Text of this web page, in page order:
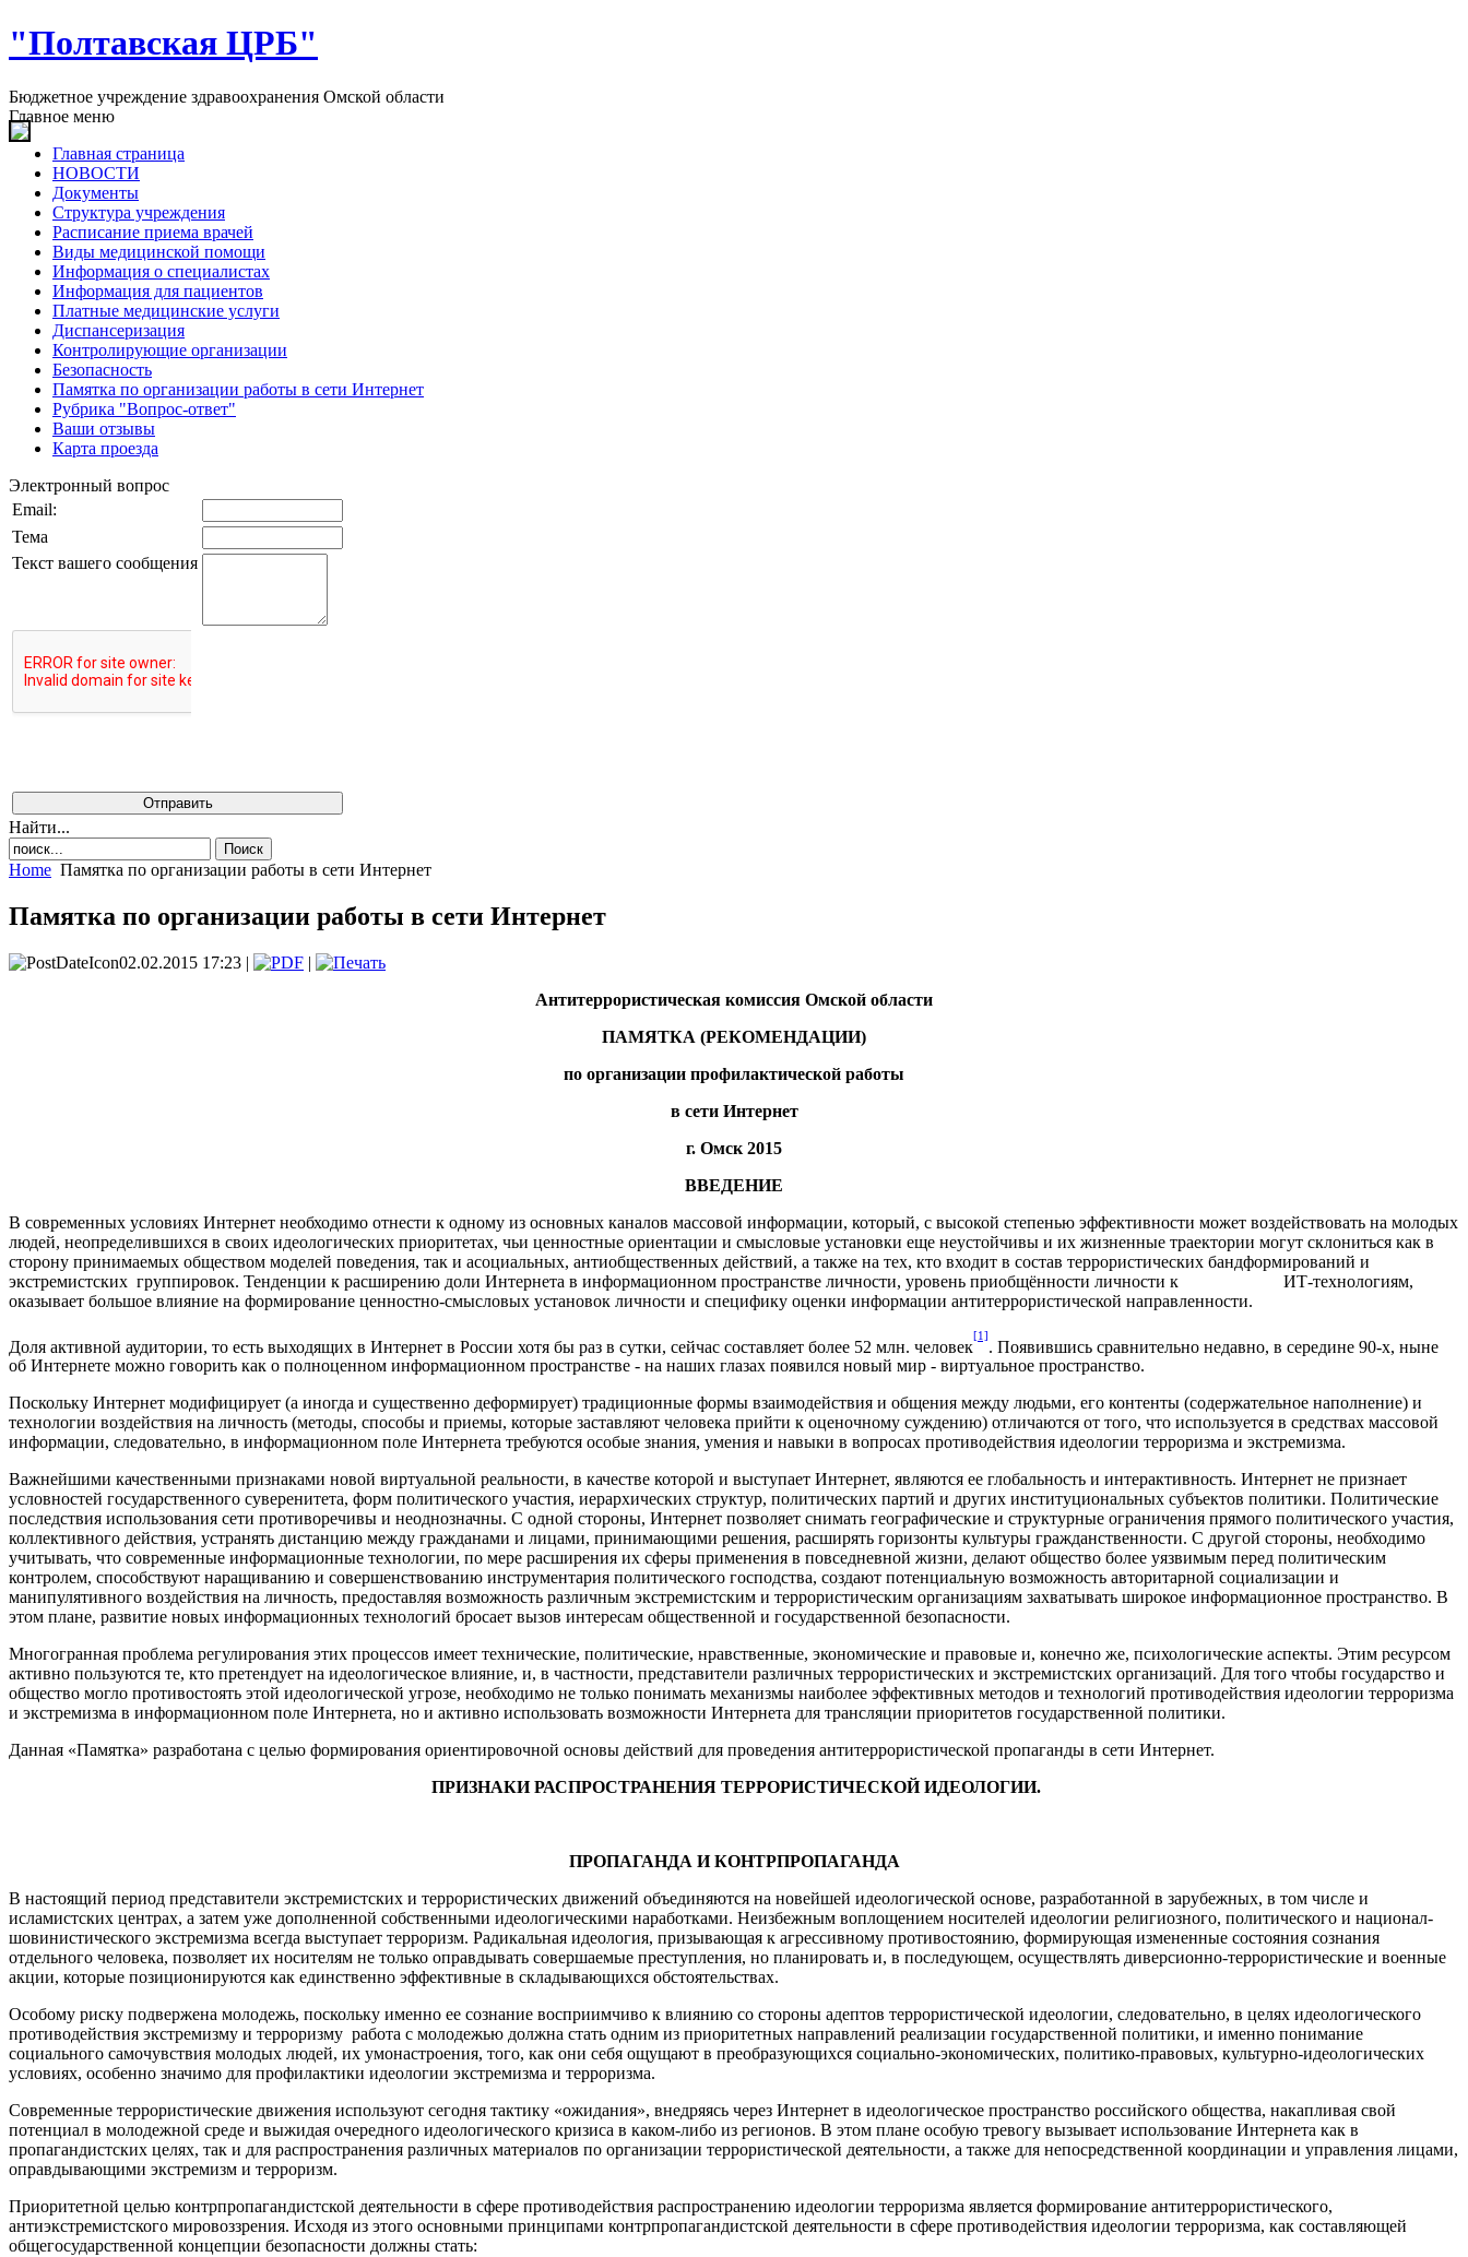
"Полтавская ЦРБ"
Бюджетное учреждение здравоохранения Омской области
Главное меню
Главная страница
НОВОСТИ
Документы
Структура учреждения
Расписание приема врачей
Виды медицинской помощи
Информация о специалистах
Информация для пациентов
Платные медицинские услуги
Диспансеризация
Контролирующие организации
Безопасность
Памятка по организации работы в сети Интернет
Рубрика "Вопрос-ответ"
Ваши отзывы
Карта проезда
Электронный вопрос
Email:
Тема
Текст вашего сообщения
Найти...
Home Памятка по организации работы в сети Интернет
Памятка по организации работы в сети Интернет
02.02.2015 17:23 |
|
Антитеррористическая комиссия Омской области
ПАМЯТКА (РЕКОМЕНДАЦИИ)
по организации профилактической работы
в сети Интернет
г. Омск 2015
ВВЕДЕНИЕ
В современных условиях Интернет необходимо отнести к одному из основных каналов массовой информации, который, с высокой степенью эффективности может воздействовать на молодых
людей, неопределившихся в своих идеологических приоритетах, чьи ценностные ориентации и смысловые установки еще неустойчивы и их жизненные траектории могут склониться как в
сто­рону принимаемых обществом моделей поведения, так и асоциальных, антиобщественных действий, а также на тех, кто входит в состав террористических бандформирований и
экстремистских группировок. Тенденции к расширению доли Интернета в информационном про­странстве личности, уровень приобщённости личности к ИТ-технологиям,
оказывает большое влияние на формирование ценностно-смысловых установок личности и специфику оценки информации антитеррористической направленности.
Доля активной аудитории, то есть выходящих в Интернет в России хотя бы раз в сутки, сейчас составляет более 52 млн. человек
[1]
. Появившись сравнительно недавно, в середине 90-х, ныне
об Интернете можно говорить как о полноценном информационном пространстве - на наших глазах появился новый мир - виртуальное пространство.
Поскольку Интернет модифицирует (а иногда и существенно деформирует) традиционные формы взаимодействия и общения между людьми, его контенты (содержательное наполнение) и
технологии воздействия на личность (методы, способы и приемы, которые заставляют человека прийти к оценочному суждению) отличаются от того, что используется в средствах массовой
информации, следовательно, в информационном поле Интернета требуются особые знания, умения и навыки в вопросах противодействия идеологии терроризма и экстремизма.
Важнейшими качественными признаками новой виртуальной реальности, в качестве которой и выступает Интернет, являются ее глобальность и интерактивность. Интернет не признает
условностей государственного суверенитета, форм политического участия, иерархических структур, политических партий и других институциональных субъектов политики. Политические
последствия использования сети противоречивы и неоднозначны. С одной стороны, Интернет позволяет снимать географические и структурные ограничения прямого политического участия,
коллективного действия, устранять дистанцию между гражданами и лицами, принимающими решения, расширять горизонты культуры гражданствен­ности. С другой стороны, необходимо
учитывать, что современные информационные технологии, по мере расширения их сферы применения в повседневной жизни, делают общество более уязвимым перед политическим
контролем, способствуют наращиванию и совершенствованию инструментария политического господства, создают потенциальную возможность авторитарной социализации и
манипулятивного воздействия на личность, предоставляя возможность различным экстремистским и террористическим организациям захватывать широкое информационное пространство. В
этом плане, развитие новых информационных технологий бросает вызов интересам общественной и государственной безопасности.
Многогранная проблема регулирования этих процессов имеет технические, политические, нравственные, экономические и правовые и, конечно же, психологические аспекты. Этим ресурсом
активно пользуются те, кто претендует на идеологическое влияние, и, в частности, представители различных террористических и экстремистских организаций. Для того чтобы государство и
общество могло противостоять этой идеологической угрозе, необходимо не только понимать механизмы наиболее эффективных методов и технологий противодействия идеологии терроризма
и экстремизма в информационном поле Интернета, но и активно использовать возможности Интернета для трансляции приоритетов государственной политики.
Данная «Памятка» разработана с целью формирования ориентировочной основы действий для проведения антитеррористической пропаганды в сети Интернет.
ПРИЗНАКИ РАСПРОСТРАНЕНИЯ ТЕРРОРИСТИЧЕСКОЙ ИДЕОЛОГИИ.
ПРОПАГАНДА И КОНТРПРОПАГАНДА
В настоящий период представители экстремистских и террористических движений объединяются на новейшей идеологической основе, разработанной в зарубежных, в том числе и
исламистских центрах, а затем уже дополненной собственными идеологическими наработками. Неизбежным воплощением носителей идеологии религиозного, политического и национал-
шовинистического экстремизма всегда выступает терроризм. Радикальная идеология, призывающая к агрессивному противостоянию, формирующая измененные состояния сознания
отдельного человека, позволяет их носителям не только оправдывать совершаемые преступления, но планировать и, в последующем, осуществлять диверсионно-террористические и военные
акции, которые позиционируются как единственно эффективные в складывающихся обстоятельствах.
Особому риску подвержена молодежь, поскольку именно ее сознание восприимчиво к влиянию со стороны адептов террористической идеологии, следовательно, в целях идеологического
противодействия экстремизму и терроризму работа с молодежью должна стать одним из приоритетных направлений реализации государственной политики, и именно понимание
социального самочувствия молодых людей, их умонастроения, того, как они себя ощущают в преобразующихся социально-экономических, политико-правовых, культурно-идеологических
условиях, особенно значимо для профилактики идеологии экстремизма и терроризма.
Современные террористические движения используют сегодня тактику «ожидания», внедряясь через Интернет в идеологическое пространство российского общества, накапливая свой
потенциал в молодежной среде и выжидая очередного идеологического кризиса в каком-либо из регионов. В этом плане особую тревогу вызывает использование Интернета как в
пропагандистских целях, так и для распространения различных материалов по организации террористической деятельности, а также для непосредственной координации и управления лицами,
оправдывающими экстремизм и терроризм.
Приоритетной целью контрпропагандистской деятельности в сфере противодействия распространению идеологии терроризма является формирование антитеррористического,
антиэкстремистского мировоззрения. Исходя из этого основными принципами контрпропагандистской деятельности в сфере противодействия идеологии терроризма, как составляющей
общегосударственной концепции безопасности должны стать: